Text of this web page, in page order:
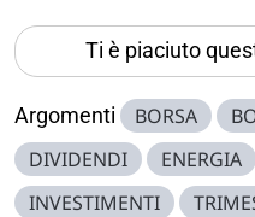
Ti è piaciuto
Argomenti BORSA
DIVIDENDI
ENERGIA
INVESTIMENTI